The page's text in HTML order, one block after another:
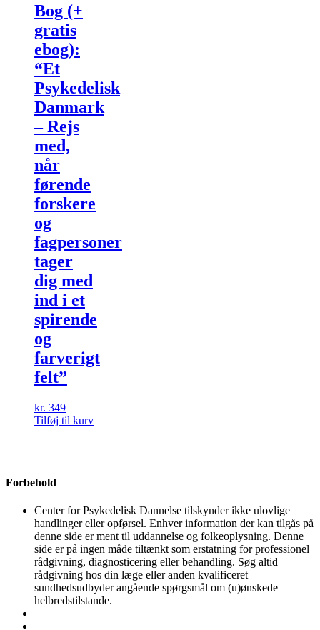
Bog (+
gratis
ebog):
“Et
Psykedelisk
Danmark
– Rejs
med,
når
førende
forskere
og
fagpersoner
tager
dig med
ind i et
spirende
og
farverigt
felt”
kr. 349
Tilføj til kurv
Forbehold
Center for Psykedelisk Dannelse tilskynder ikke ulovlige
handlinger eller opførsel. Enhver information der kan tilgås på
denne side er ment til uddannelse og folkeoplysning. Denne
side er på ingen måde tiltænkt som erstatning for professionel
rådgivning, diagnosticering eller behandling. Søg altid
rådgivning hos din læge eller anden kvalificeret
sundhedsudbyder angående spørgsmål om (u)ønskede
helbredstilstande.